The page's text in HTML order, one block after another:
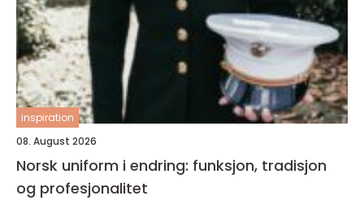
inspiration
08. August 2026
Norsk uniform i endring: funksjon, tradisjon
og profesjonalitet